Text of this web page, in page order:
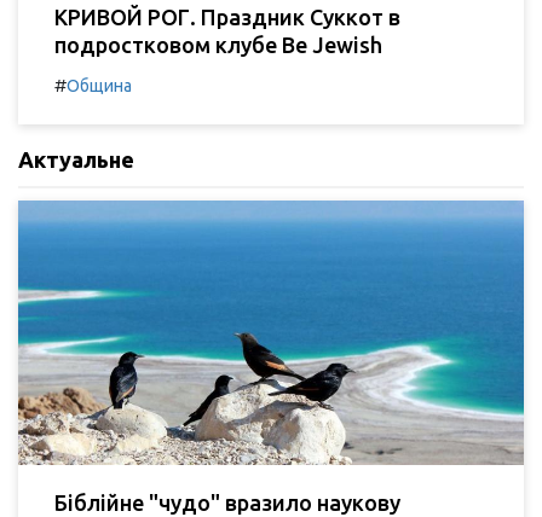
КРИВОЙ РОГ. Праздник Суккот в
подростковом клубе Be Jewish
#Община
Актуальне
Біблійне "чудо" вразило наукову